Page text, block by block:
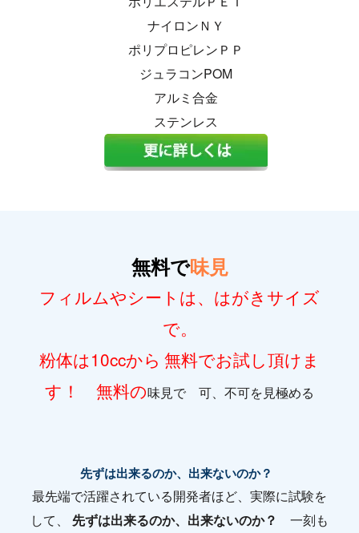
ナイロンＮＹ
ポリプロピレンＰＰ
ジュラコンPOM
アルミ合金
ステンレス
無料で味見
フィルムやシートは、はがきサイズ
で。
粉体は10ccから 無料でお試し頂けま
す！ 無料の味見で 可、不可を見極める
先ずは出来るのか、出来ないのか？
最先端で活躍されている開発者ほど、実際に試験を
して、 先ずは出来るのか、出来ないのか？
一刻も